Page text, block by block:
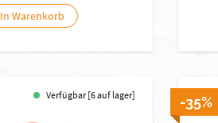
In Warenkorb
Verfügbar [6 auf lager] -35%